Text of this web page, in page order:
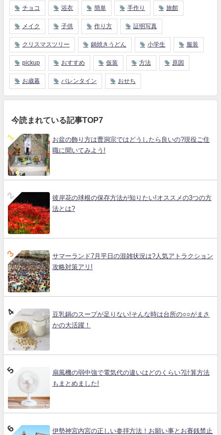
チョコ 浴衣 簡単 手作り 旅館
メイク 子供 作り方 証明写真
クリスマスツリー 鍋焼きうどん 小学生 服装
pickup おすすめ 仮装 方法 原因
お歳暮 バレンタイン おせち
今読まれている記事TOP7
お盆の飾り方は曹洞宗ではどうしたら良いの?現役ご住
職に聞いてみよう!
彼岸花の球根の保存方法が知りたい!オススメの3つの方
法とは?
サマーランド7月平日の混雑状況は?人気アトラクション
攻略対策アリ!
豆乳鍋のスープが足りない!そんな時は台所の○○がまさ
かの大活躍！
扇風機の弱中強で電気代の違いはどのくらい?計算方法
もまとめました!
伊勢神宮内宮の正しい参拝方法！お願い事とお賽銭禁止